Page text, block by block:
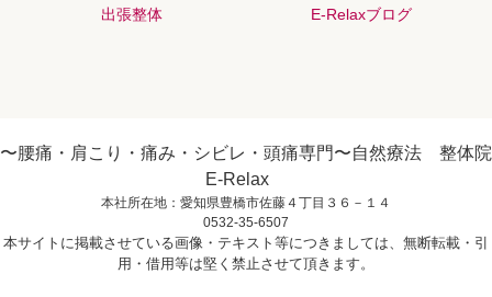
出張整体 E-Relaxブログ
〜腰痛・肩こり・痛み・シビレ・頭痛専門〜自然療法 整体院
E-Relax
本社所在地：愛知県豊橋市佐藤４丁目３６－１４
0532-35-6507
本サイトに掲載させている画像・テキスト等につきましては、無断転載・引
用・借用等は堅く禁止させて頂きます。